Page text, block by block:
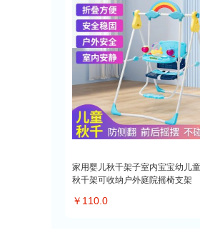
家用婴儿秋千架子室内宝宝幼儿
秋千架可收纳户外庭院摇椅支架
￥ 110.0